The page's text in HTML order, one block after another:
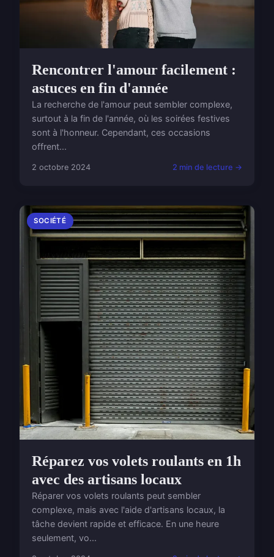
Rencontrer l'amour facilement :
astuces en fin d'année
La recherche de l'amour peut sembler complexe,
surtout à la fin de l'année, où les soirées festives
sont à l'honneur. Cependant, ces occasions
offrent...
2 octobre 2024 2 min de lecture →
SOCIÉTÉ
Réparez vos volets roulants en 1h
avec des artisans locaux
Réparer vos volets roulants peut sembler
complexe, mais avec l'aide d'artisans locaux, la
tâche devient rapide et efficace. En une heure
seulement, vo...